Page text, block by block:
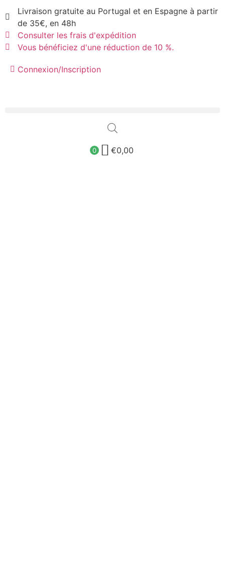
Livraison gratuite au Portugal et en Espagne à partir
de 35€, en 48h
Consulter les frais d'expédition
Vous bénéficiez d'une réduction de 10 %.
Connexion/Inscription
0 €0,00